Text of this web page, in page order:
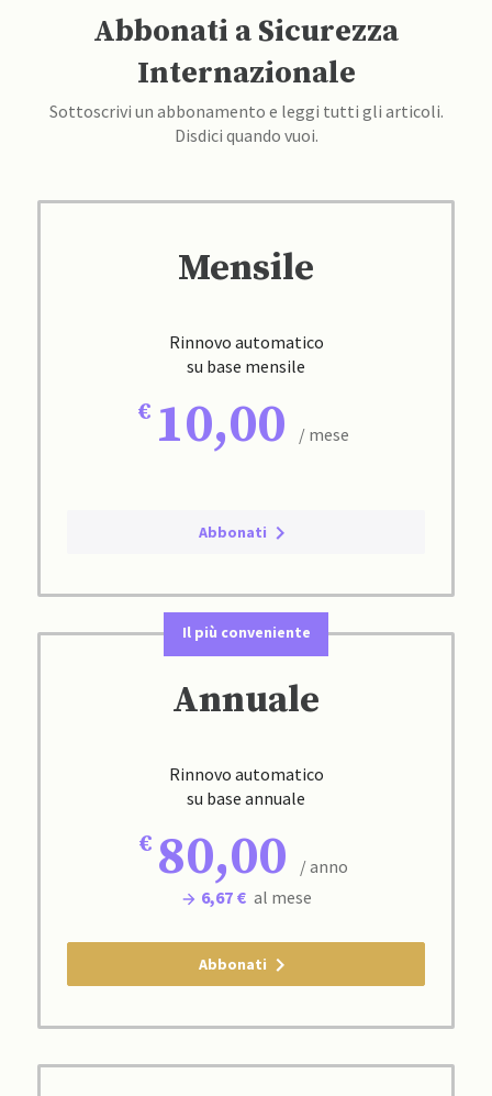
Abbonati a Sicurezza
Internazionale
Sottoscrivi un abbonamento e leggi tutti gli articoli.
Disdici quando vuoi.
Mensile
Rinnovo automatico
su base mensile
10,00 / mese
Abbonati
Il più conveniente
Annuale
Rinnovo automatico
su base annuale
80,00
/ anno
6,67 € al mese
Abbonati